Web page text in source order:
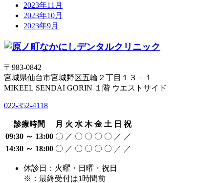
2023年11月
2023年10月
2023年9月
〒983-0842
宮城県仙台市宮城野区五輪２丁目１３－１
MIKEEL SENDAI GORIN １階 ウエストサイド
022-352-4118
診療時間 月 火 水 木 金 土 日 祝
09:30 ～ 13:00 〇 ／ 〇 〇 〇 〇 ／ ／
14:30 ～ 18:00 〇 ／ 〇 〇 〇 〇 ／ ／
休診日：火曜・日曜・祝日
※：最終受付は1時間前